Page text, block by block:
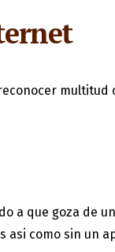
a que goza de
asi­ como sin un